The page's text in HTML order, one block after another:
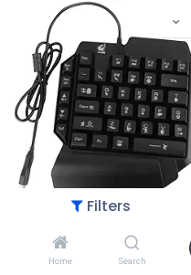
Filters
Home Search
13.00